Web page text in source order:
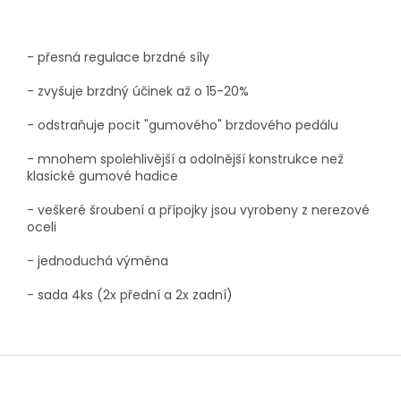
- přesná regulace brzdné síly
- zvyšuje brzdný účinek až o 15-20%
- odstraňuje pocit "gumového" brzdového pedálu
- mnohem spolehlivější a odolnější konstrukce než
klasické gumové hadice
- veškeré šroubení a přípojky jsou vyrobeny z nerezové
oceli
- jednoduchá výměna
- sada 4ks (2x přední a 2x zadní)
Z